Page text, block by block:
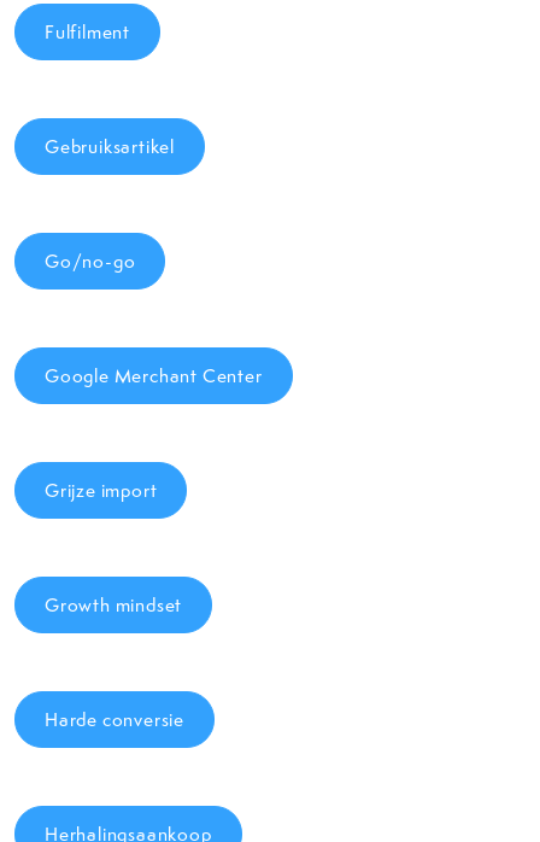
Fulfilment
Gebruiksartikel
Go/no-go
Google Merchant Center
Grijze import
Growth mindset
Harde conversie
Herhalingsaankoop